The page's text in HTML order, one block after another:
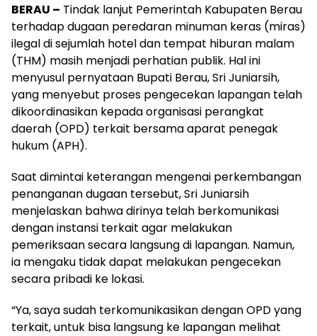
BERAU – Tindak lanjut Pemerintah Kabupaten Berau
terhadap dugaan peredaran minuman keras (miras)
ilegal di sejumlah hotel dan tempat hiburan malam
(THM) masih menjadi perhatian publik. Hal ini
menyusul pernyataan Bupati Berau, Sri Juniarsih,
yang menyebut proses pengecekan lapangan telah
dikoordinasikan kepada organisasi perangkat
daerah (OPD) terkait bersama aparat penegak
hukum (APH).
Saat dimintai keterangan mengenai perkembangan
penanganan dugaan tersebut, Sri Juniarsih
menjelaskan bahwa dirinya telah berkomunikasi
dengan instansi terkait agar melakukan
pemeriksaan secara langsung di lapangan. Namun,
ia mengaku tidak dapat melakukan pengecekan
secara pribadi ke lokasi.
“Ya, saya sudah terkomunikasikan dengan OPD yang
terkait, untuk bisa langsung ke lapangan melihat